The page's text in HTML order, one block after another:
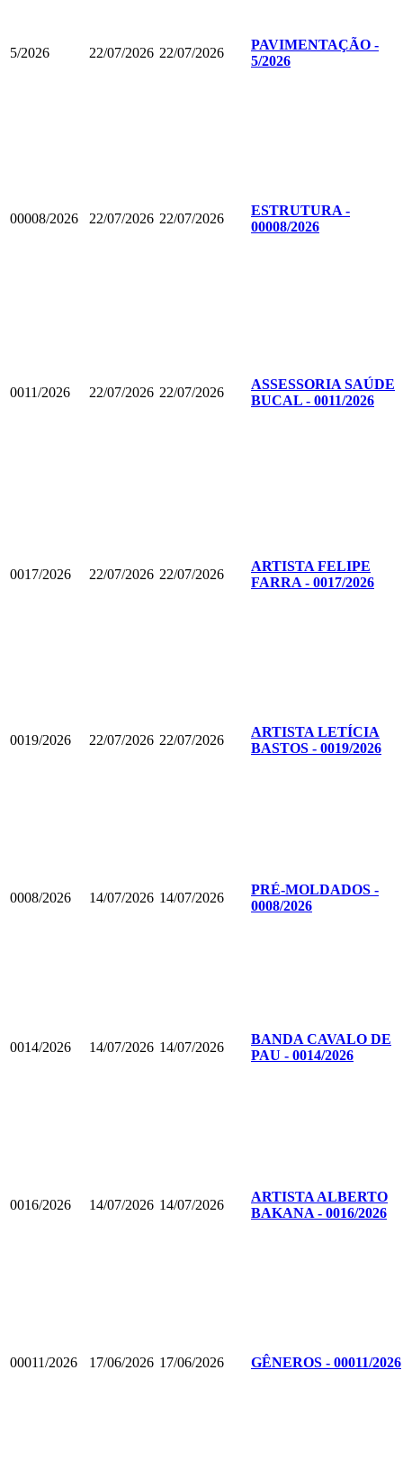
5/2026 22/07/2026 22/07/2026
PAVIMENTAÇÃO -
5/2026
00008/2026 22/07/2026 22/07/2026
ESTRUTURA -
00008/2026
0011/2026 22/07/2026 22/07/2026
ASSESSORIA SAÚDE
BUCAL - 0011/2026
0017/2026 22/07/2026 22/07/2026
ARTISTA FELIPE
FARRA - 0017/2026
0019/2026 22/07/2026 22/07/2026
ARTISTA LETÍCIA
BASTOS - 0019/2026
0008/2026 14/07/2026 14/07/2026
PRÉ-MOLDADOS -
0008/2026
0014/2026 14/07/2026 14/07/2026
BANDA CAVALO DE
PAU - 0014/2026
0016/2026 14/07/2026 14/07/2026
ARTISTA ALBERTO
BAKANA - 0016/2026
00011/2026 17/06/2026 17/06/2026 GÊNEROS - 00011/2026